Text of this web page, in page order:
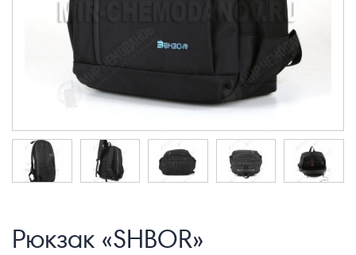
Рюкзаки
Рюкзаки городские
Рюкзаки школьные
Рюкзаки подростковые
Ранцы школьные
Рюкзаки детские
Рюкзаки для охоты-рыбалки
Рюкзак «SHBOR»